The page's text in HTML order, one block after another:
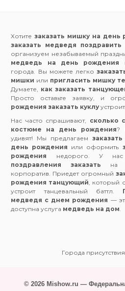
Хотитезаказать мишку на день
заказать медведя
организуем незабываемый
медведь на день рождения
города. Вы можете легко
мишки или пригласить мишку
Думаете, как заказать
Просто оставьте заявку, и
рождения заказать куклу
Нас часто спрашивают, сколько
костюме на день рождения?
удивят! Мы предлагаем
день рождения или оформить
рождения недорого. У
поздравления заказать на
корпоратив. Приедет огромный
рождения танцующий , который
устроит танцевальный баттл.
медведя с днем рождения —
доступна услуга медведь на дом
Города
© 2026 Mishow.ru —